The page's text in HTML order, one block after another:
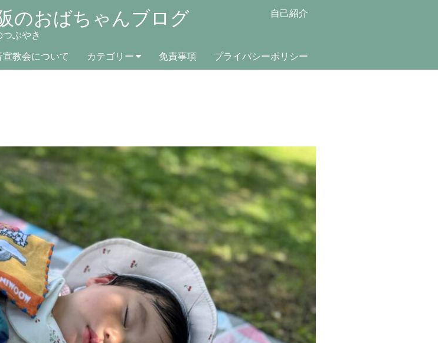
のおばちゃんブログ
ぶやき
自己紹介
教会について カテゴリー 免責事項 プライバシーポリシー